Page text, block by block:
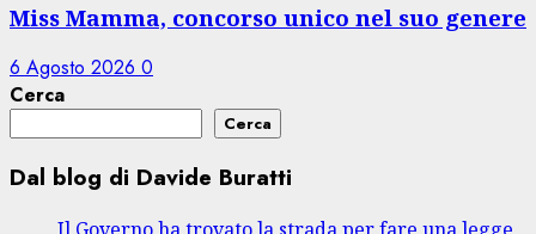
Miss Mamma, concorso unico nel suo genere
6 Agosto 2026 0
Cerca
Cerca
Dal blog di Davide Buratti